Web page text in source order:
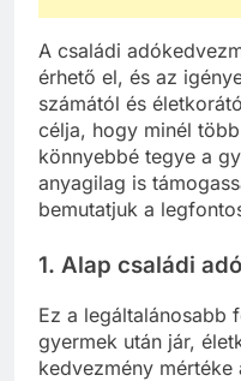
A családi
érhető el, és az
számától és
célja, hogy minél
könnyebbé tegye a
anyagilag is
bemutatjuk a
1. Alap családi
Ez a legáltalánosabb
gyermek után jár,
kedvezmény